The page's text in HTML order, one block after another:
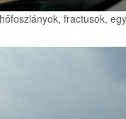
fractusok,